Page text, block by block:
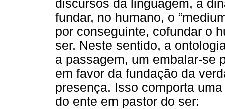
discursos da linguagem, a
fundar, no humano, o
por conseguinte, cofundar o
ser. Neste sentido, a
a passagem, um embalar-se
em favor da fundação da
presença. Isso comporta
do ente em pastor do ser: